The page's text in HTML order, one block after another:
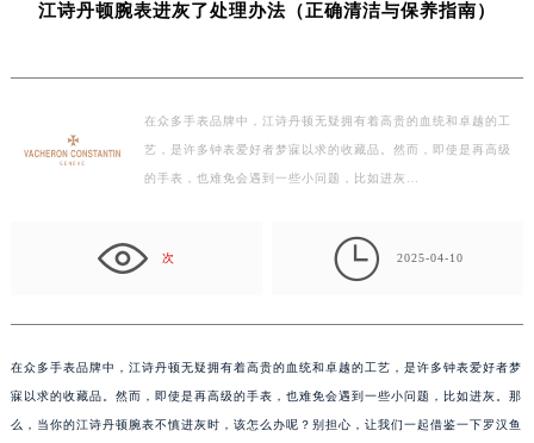
江诗丹顿腕表进灰了处理办法（正确清洁与保养指南）
在众多手表品牌中，江诗丹顿无疑拥有着高贵的血统和卓越的工
艺，是许多钟表爱好者梦寐以求的收藏品。然而，即使是再高级
的手表，也难免会遇到一些小问题，比如进灰…
次  2025-04-10
在众多手表品牌中，江诗丹顿无疑拥有着高贵的血统和卓越的工艺，是许多钟表爱好者梦
寐以求的收藏品。然而，即使是再高级的手表，也难免会遇到一些小问题，比如进灰。那
么，当你的江诗丹顿腕表不慎进灰时，该怎么办呢？别担心，让我们一起借鉴一下罗汉鱼